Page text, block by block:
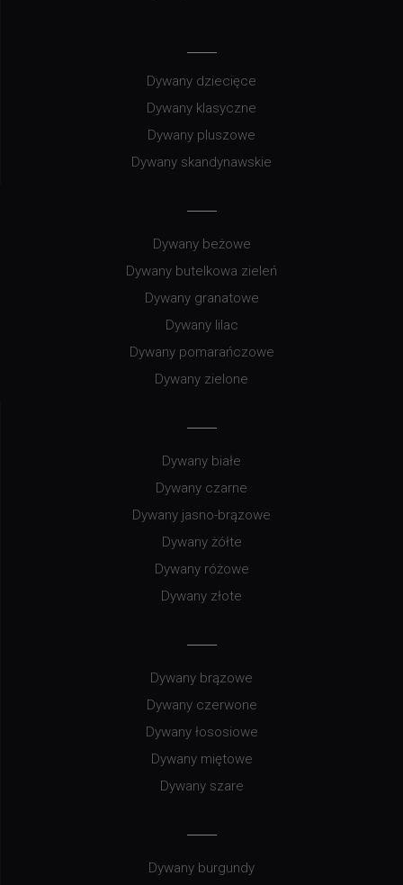
Dywany dziecięce
Dywany klasyczne
Dywany pluszowe
Dywany skandynawskie
Dywany beżowe
Dywany butelkowa zieleń
Dywany granatowe
Dywany lilac
Dywany pomarańczowe
Dywany zielone
Dywany białe
Dywany czarne
Dywany jasno-brązowe
Dywany żółte
Dywany różowe
Dywany złote
Dywany brązowe
Dywany czerwone
Dywany łososiowe
Dywany miętowe
Dywany szare
Dywany burgundy